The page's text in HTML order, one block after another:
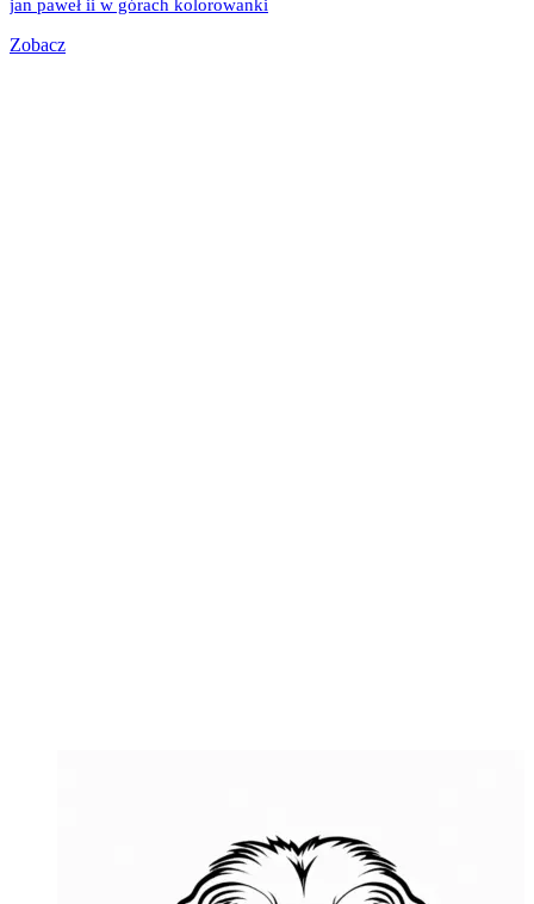
jan paweł ii w górach kolorowanki
Zobacz